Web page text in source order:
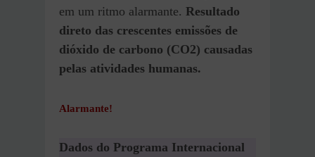
em um ritmo alarmante. Resultado
direto das crescentes emissões de
dióxido de carbono (CO2) causadas
pelas atividades humanas.
Alarmante!
Dados do Programa Internacional